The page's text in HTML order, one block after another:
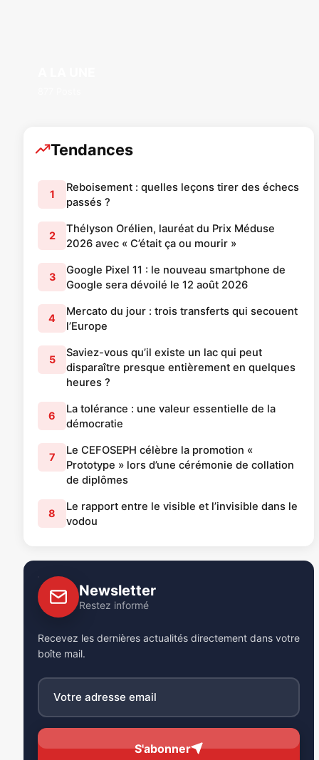
Tendances
1
Reboisement : quelles leçons tirer des échecs
passés ?
2
Thélyson Orélien, lauréat du Prix Méduse
2026 avec « C’était ça ou mourir »
3
Google Pixel 11 : le nouveau smartphone de
Google sera dévoilé le 12 août 2026
4
Mercato du jour : trois transferts qui secouent
l’Europe
5
Saviez-vous qu’il existe un lac qui peut
disparaître presque entièrement en quelques
heures ?
6
La tolérance : une valeur essentielle de la
démocratie
7
Le CEFOSEPH célèbre la promotion «
Prototype » lors d’une cérémonie de collation
de diplômes
8
Le rapport entre le visible et l’invisible dans le
vodou
Newsletter
Restez informé
Recevez les dernières actualités directement dans votre
boîte mail.
S'abonner